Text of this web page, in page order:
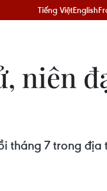
Tiếng ViệtEnglish
niên
tháng 7 trong địa